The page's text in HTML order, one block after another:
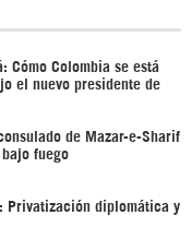
Cómo Colombia se está
el nuevo presidente de
de Mazar-e-Sharif
fuego
Privatización diplomática y